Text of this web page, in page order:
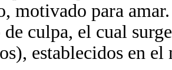
motivado para
culpa, el cual
establecidos en